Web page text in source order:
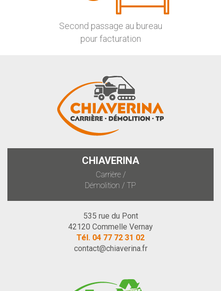
Second passage au bureau
pour facturation
CHIAVERINA
Carrière /
Démolition / TP
535 rue du Pont
42120 Commelle Vernay
Tél. 04 77 72 31 02
contact@chiaverina.fr